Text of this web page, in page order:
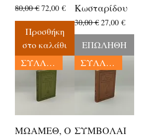
Κανονική τιμή
80,00 €Τιμή Έκπτωσης
72,00 €
Προσθήκη
στο καλάθι
Κωσταρίδου
Κανονική τιμή
30,00 €Τιμή Έκπτωσης
27,00 €
ΕΠΩΛΗΘΗ
ΣΥΛΛΕΚΤΙΚΑ
ΜΩΑΜΕΘ, Ο
ΣΥΛΛΕΚΤΙΚΑ
ΣΥΜΒΟΛΑΙ